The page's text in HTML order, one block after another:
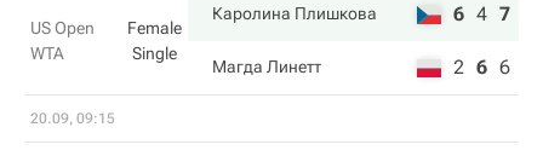
US Open
WTA
Female
Single
Каролина Плишкова 6 4 7
Магда Линетт 2 6 6
20.09, 09:15